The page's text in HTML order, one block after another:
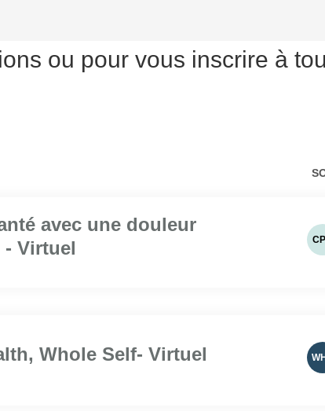
ou pour vous inscrire à
avec une douleur
Virtuel
Whole Self- Virtuel